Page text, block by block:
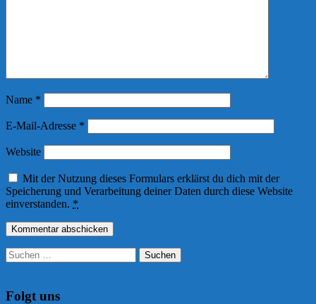
Name *
E-Mail-Adresse *
Website
Mit der Nutzung dieses Formulars erklärst du dich mit der
Speicherung und Verarbeitung deiner Daten durch diese Website
einverstanden. *
Suchen
nach:
Folgt uns